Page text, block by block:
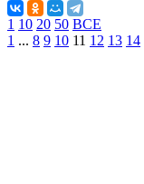
1 10 20 50 ВСЕ
1 ... 8 9 10 11 12 13 14